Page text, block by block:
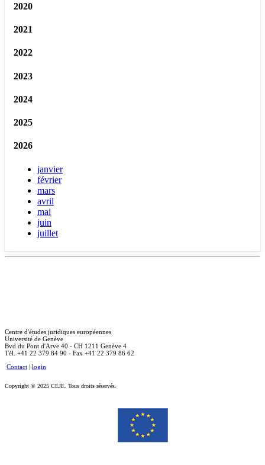
2020
2021
2022
2023
2024
2025
2026
janvier
février
mars
avril
mai
juin
juillet
Centre d'études juridiques européennes
Université de Genève
Bvd du Pont d'Arve 40 - CH 1211 Genève 4
Tél. +41 22 379 84 90 - Fax +41 22 379 86 62
Contact | login
Copyright © 2025 CEJE. Tous droits réservés.